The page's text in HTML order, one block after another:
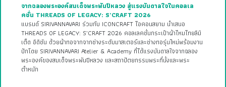
จากฉลองพระองค์สมเด็จพระพันปีหลวง สู่แรงบันดาลใจในคอลเล
คชั่น THREADS OF LEGACY: S’CRAFT 2026
แบรนด์ SIRIVANNAVARI ร่วมกับ ICONCRAFT ไอคอนสยาม นำเสนอ
THREADS OF LEGACY: S’CRAFT 2026 คอลเลคชั่นกระเป๋าผ้าไหมไทยลิมิ
เต็ด อิดิชัน ด้วยผ้าทอจากจากช่างระดับมาสเตอร์และช่างทอรุ่นใหม่พร้อมงาน
ปักโดย SIRIVANNAVARI Atelier & Academy ที่ได้แรงบันดาลใจจากฉลอง
พระองค์ของสมเด็จพระพันปีหลวง และสถาปัตยกรรมพระที่นั่งและพระ
ตำหนัก